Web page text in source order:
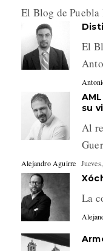
El Blog de
El
su
Al
Alejandro Aguirre
La